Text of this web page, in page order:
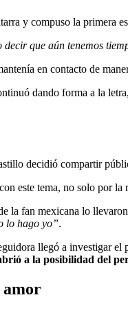
y compuso la primera
decir que aún tenemos
en contacto de
dando forma a la
decidió compartir
este tema, no solo por
la fan mexicana lo
lo hago yo”.
llegó a investigar el
a la posibilidad del
amor